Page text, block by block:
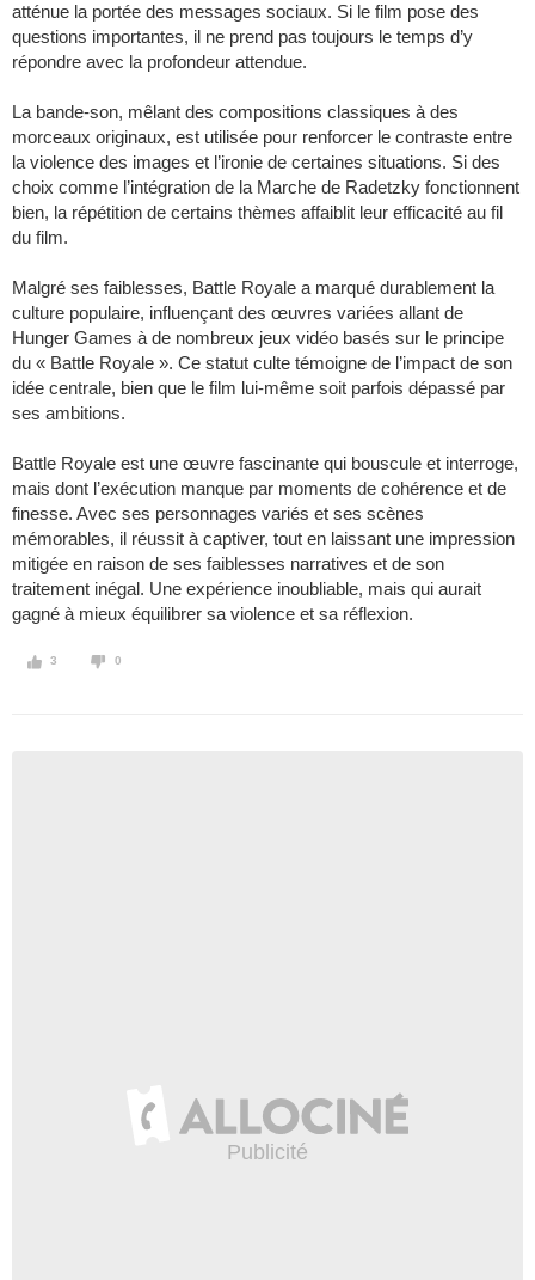
atténue la portée des messages sociaux. Si le film pose des
questions importantes, il ne prend pas toujours le temps d’y
répondre avec la profondeur attendue.
La bande-son, mêlant des compositions classiques à des
morceaux originaux, est utilisée pour renforcer le contraste entre
la violence des images et l’ironie de certaines situations. Si des
choix comme l’intégration de la Marche de Radetzky fonctionnent
bien, la répétition de certains thèmes affaiblit leur efficacité au fil
du film.
Malgré ses faiblesses, Battle Royale a marqué durablement la
culture populaire, influençant des œuvres variées allant de
Hunger Games à de nombreux jeux vidéo basés sur le principe
du « Battle Royale ». Ce statut culte témoigne de l’impact de son
idée centrale, bien que le film lui-même soit parfois dépassé par
ses ambitions.
Battle Royale est une œuvre fascinante qui bouscule et interroge,
mais dont l’exécution manque par moments de cohérence et de
finesse. Avec ses personnages variés et ses scènes
mémorables, il réussit à captiver, tout en laissant une impression
mitigée en raison de ses faiblesses narratives et de son
traitement inégal. Une expérience inoubliable, mais qui aurait
gagné à mieux équilibrer sa violence et sa réflexion.
3 0